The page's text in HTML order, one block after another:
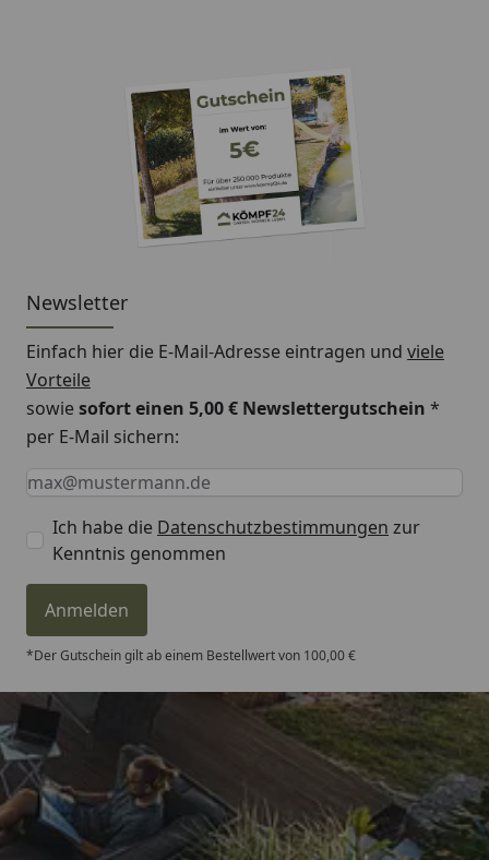
Newsletter
Einfach hier die E-Mail-Adresse eintragen und viele
Vorteile
sowiesofort einen 5,00 € Newslettergutschein *
per E-Mail sichern:
Keine Eingabe erforderlich
Eingabe erforderlich
E-Mail *
Ich habe die Datenschutzbestimmungen zur
Kenntnis genommen
Anmelden
*Der Gutschein gilt ab einem Bestellwert von 100,00 €
Trusted Shops
4,81/ 5